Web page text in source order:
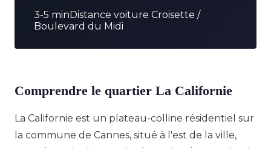
3-5 minDistance voiture Croisette /
Boulevard du Midi
Comprendre le quartier La Californie
La Californie est un plateau-colline résidentiel sur
la commune de Cannes, situé à l'est de la ville,